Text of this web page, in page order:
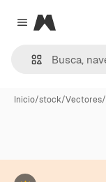
Close menu
Magnific
Inicio/stock/Vectores/